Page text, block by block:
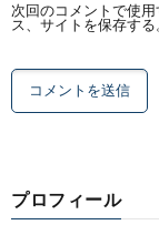
次回のコメントで使
ス、サイトを保存する
プロフィール